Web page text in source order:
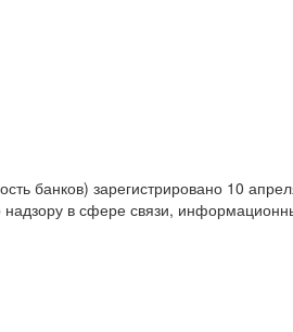
банков) зарегистрировано 10
в сфере связи,